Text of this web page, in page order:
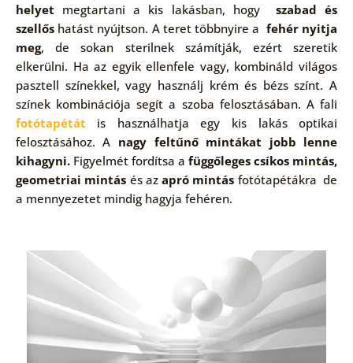
helyet megtartani a kis lakásban, hogy szabad és
szellőshatást nyújtson. A teret többnyire a fehér nyitja
meg, de sokan sterilnek számítják, ezért szeretik
elkerülni. Ha az egyik ellenfele vagy, kombináld világos
pasztell színekkel, vagy használj krém és bézs színt. A
színek kombinációja segít a szoba felosztásában. A fali
fotótapétát is használhatja egy kis lakás optikai
felosztásához. A nagy feltűnő mintákat jobb lenne
kihagyni.Figyelmét fordítsa afüggőleges csíkos mintás,
geometriai mintás és azapró mintás fotótapétákra de
a mennyezetet mindig hagyja fehéren.